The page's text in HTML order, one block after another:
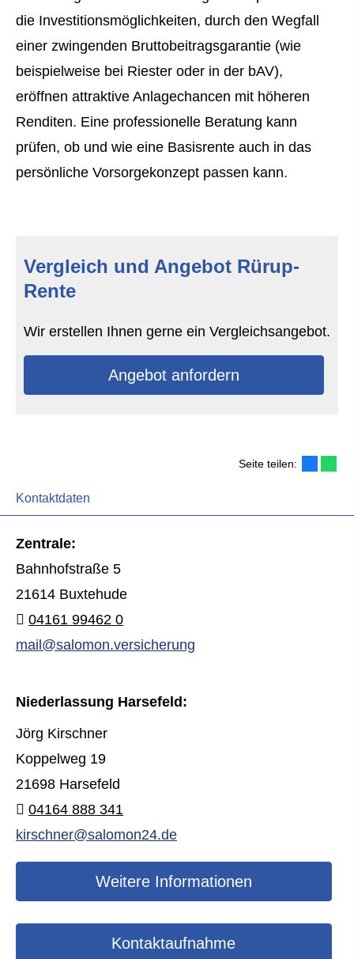
die Investitionsmöglichkeiten, durch den Wegfall
einer zwingenden Bruttobeitragsgarantie (wie
beispielweise bei Riester oder in der bAV),
eröffnen attraktive Anlagechancen mit höheren
Renditen. Eine professionelle Beratung kann
prüfen, ob und wie eine Basisrente auch in das
persönliche Vorsorgekonzept passen kann.
Vergleich und Angebot Rürup-
Rente
Wir erstellen Ihnen gerne ein Vergleichsangebot.
An­ge­bot an­for­dern
Seite teilen:
Kontaktdaten
Zentrale:
Bahnhofstraße 5
21614 Buxtehude
04161 99462 0
mail@salomon.versicherung
Niederlassung Harsefeld:
Jörg Kirschner
Koppelweg 19
21698 Harsefeld
04164 888 341
kirschner@salomon24.de
Weitere Informationen
Kontaktaufnahme